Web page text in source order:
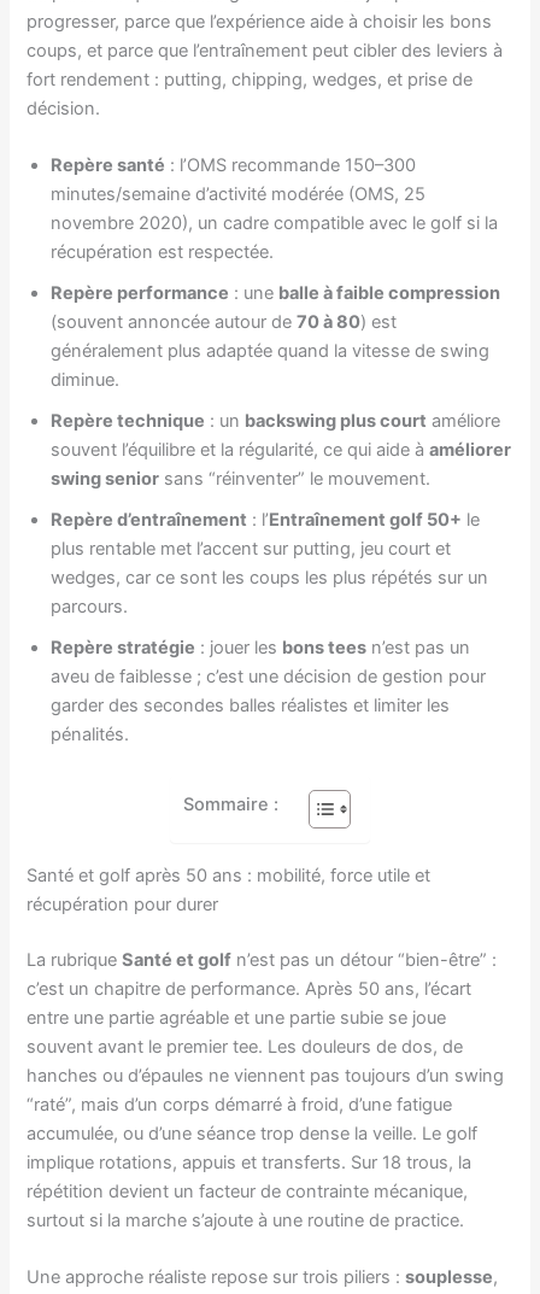
progresser, parce que l’expérience aide à choisir les bons
coups, et parce que l’entraînement peut cibler des leviers à
fort rendement : putting, chipping, wedges, et prise de
décision.
Repère santé : l’OMS recommande 150–300
minutes/semaine d’activité modérée (OMS, 25
novembre 2020), un cadre compatible avec le golf si la
récupération est respectée.
Repère performance : une balle à faible compression
(souvent annoncée autour de70 à 80) est
généralement plus adaptée quand la vitesse de swing
diminue.
Repère technique : un backswing plus court améliore
souvent l’équilibre et la régularité, ce qui aide àaméliorer
swing senior sans “réinventer” le mouvement.
Repère d’entraînement : l’Entraînement golf 50+ le
plus rentable met l’accent sur putting, jeu court et
wedges, car ce sont les coups les plus répétés sur un
parcours.
Repère stratégie : jouer les bons tees n’est pas un
aveu de faiblesse ; c’est une décision de gestion pour
garder des secondes balles réalistes et limiter les
pénalités.
Sommaire :
Santé et golf après 50 ans : mobilité, force utile et
récupération pour durer
La rubriqueSanté et golf n’est pas un détour “bien-être” :
c’est un chapitre de performance. Après 50 ans, l’écart
entre une partie agréable et une partie subie se joue
souvent avant le premier tee. Les douleurs de dos, de
hanches ou d’épaules ne viennent pas toujours d’un swing
“raté”, mais d’un corps démarré à froid, d’une fatigue
accumulée, ou d’une séance trop dense la veille. Le golf
implique rotations, appuis et transferts. Sur 18 trous, la
répétition devient un facteur de contrainte mécanique,
surtout si la marche s’ajoute à une routine de practice.
Une approche réaliste repose sur trois piliers :souplesse,